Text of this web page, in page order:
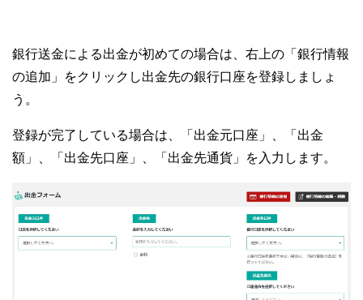
銀行送金による出金が初めての場合は、右上の「銀行情報
の追加」をクリックし出金先の銀行口座を登録しましょ
う。
登録が完了している場合は、「出金元口座」、「出金
額」、「出金先口座」、「出金先通貨」を入力します。